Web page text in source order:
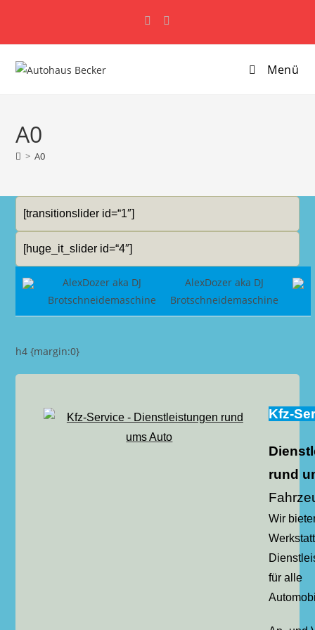
springen
Menü
A0
> A0
[transitionslider id=“1″]
[huge_it_slider id=“4″]
AlexDozer aka DJ
Brotschneidemaschine
AlexDozer aka DJ
Brotschneidemaschine
h4 {margin:0}
Kfz-
rund
Wir
für alle